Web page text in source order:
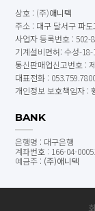
상호 : (주)애니텍
주소 : 대구 달서구 파
사업자 등록번호 : 502-
기계설비면허: 수성-
통신판매업신고번호 :
대표전화 :
개인정보 보호책임자 :
BANK
은행명 : 대구은행
계좌번호 : 166-04-
예금주 : (주)애니텍